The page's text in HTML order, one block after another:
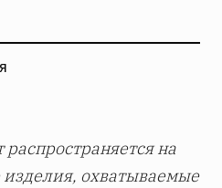
на
охватываемые